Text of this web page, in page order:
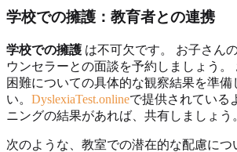
学校での擁護：教育者との連携
学校での擁護 は不可欠です。 お子さん
ウンセラーとの面談を予約しましょう。
困難についての具体的な観察結果を準備
い。 DyslexiaTest.onlineで提供されている
ニングの結果があれば、共有しましょう
次のような、教室での潜在的な配慮に